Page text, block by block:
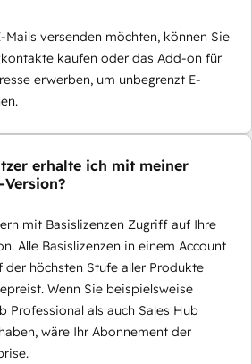
Mails versenden möchten, können Sie
kaufen oder das Add-on für
erwerben, um unbegrenzt E-
erhalte ich mit meiner
mit Basislizenzen Zugriff auf Ihre
Alle Basislizenzen in einem Account
der höchsten Stufe aller Produkte
Wenn Sie beispielsweise
Professional als auch Sales Hub
wäre Ihr Abonnement der